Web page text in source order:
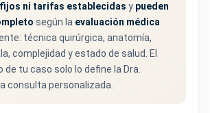
ni tarifas establecidas y pueden
según la evaluación médica
técnica quirúrgica, anatomía,
complejidad y estado de salud. El
de tu caso solo lo define la Dra.
consulta personalizada.